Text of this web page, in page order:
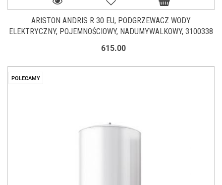
ARISTON ANDRIS R 30 EU, PODGRZEWACZ WODY
ELEKTRYCZNY, POJEMNOŚCIOWY, NADUMYWALKOWY, 3100338
615.00
POLECAMY